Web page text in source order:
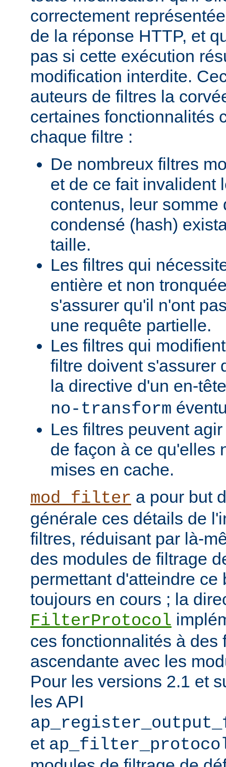
correctement
de la réponse HTTP, et
pas si cette exécution
modification interdite.
auteurs de filtres la
certaines fonctionnalités
chaque filtre :
De nombreux filtres
et de ce fait invalident
contenus, leur somme
condensé (hash)
taille.
Les filtres qui
entière et non
s'assurer qu'il n'ont
une requête partielle.
Les filtres qui
filtre doivent s'assurer
la directive d'un en-
no-transform
Les filtres peuvent
de façon à ce qu'elles
mises en cache.
mod_filter a pour but
générale ces détails de
filtres, réduisant par là-
des modules de filtrage
permettant d'atteindre ce
toujours en cours ; la
FilterProtocol
ces fonctionnalités à des
ascendante avec les
Pour les versions 2.1 et
les API
et